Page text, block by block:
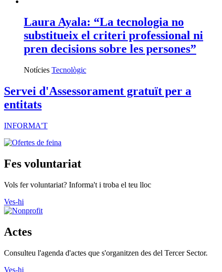
Laura Ayala: “La tecnologia no
substitueix el criteri professional ni
pren decisions sobre les persones”
Notícies Tecnològic
Servei d'Assessorament gratuït per a
entitats
INFORMA'T
Fes voluntariat
Vols fer voluntariat? Informa't i troba el teu lloc
Ves-hi
Actes
Consulteu l'agenda d'actes que s'organitzen des del Tercer Sector.
Ves-hi